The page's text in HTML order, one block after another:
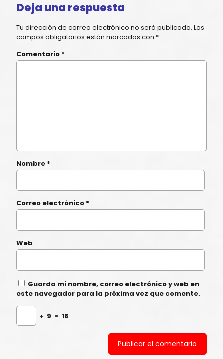
Deja una respuesta
Tu dirección de correo electrónico no será publicada. Los
campos obligatorios están marcados con *
Comentario *
Nombre *
Correo electrónico *
Web
Guarda mi nombre, correo electrónico y web en
este navegador para la próxima vez que comente.
+ 9 = 18